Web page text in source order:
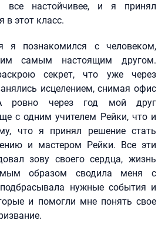
все настойчивее, и я принял
в этот класс.
я познакомился с человеком,
самым настоящим другом.
секрет, что уже через
исцелением, снимая офис
ровно через год мой друг
с одним учителем Рейки, что и
что я принял решение стать
и мастером Рейки. Все эти
зову своего сердца, жизнь
образом сводила меня с
нужные события и
и помогли мне понять свое